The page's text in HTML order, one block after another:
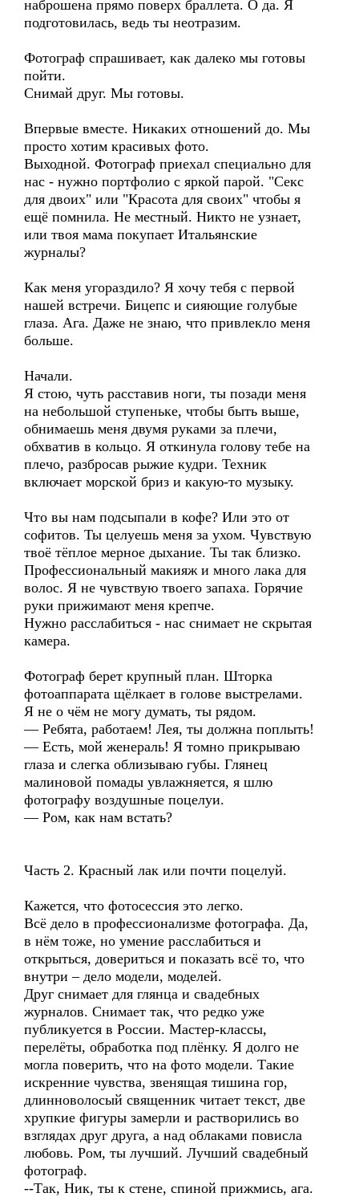
наброшена прямо поверх браллета. О да. Я
подготовилась, ведь ты неотразим.
Фотограф спрашивает, как далеко мы готовы
пойти.
Снимай друг. Мы готовы.
Впервые вместе. Никаких отношений до. Мы
просто хотим красивых фото.
Выходной. Фотограф приехал специально для
нас - нужно портфолио с яркой парой. "Секс
для двоих" или "Красота для своих" чтобы я
ещё помнила. Не местный. Никто не узнает,
или твоя мама покупает Итальянские
журналы?
Как меня угораздило? Я хочу тебя с первой
нашей встречи. Бицепс и сияющие голубые
глаза. Ага. Даже не знаю, что привлекло меня
больше.
Начали.
Я стою, чуть расставив ноги, ты позади меня
на небольшой ступеньке, чтобы быть выше,
обнимаешь меня двумя руками за плечи,
обхватив в кольцо. Я откинула голову тебе на
плечо, разбросав рыжие кудри. Техник
включает морской бриз и какую-то музыку.
Что вы нам подсыпали в кофе? Или это от
софитов. Ты целуешь меня за ухом. Чувствую
твоё тёплое мерное дыхание. Ты так близко.
Профессиональный макияж и много лака для
волос. Я не чувствую твоего запаха. Горячие
руки прижимают меня крепче.
Нужно расслабиться - нас снимает не скрытая
камера.
Фотограф берет крупный план. Шторка
фотоаппарата щёлкает в голове выстрелами.
Я не о чём не могу думать, ты рядом.
— Ребята, работаем! Лея, ты должна поплыть!
— Есть, мой женераль! Я томно прикрываю
глаза и слегка облизываю губы. Глянец
малиновой помады увлажняется, я шлю
фотографу воздушные поцелуи.
— Ром, как нам встать?
Часть 2. Красный лак или почти поцелуй.
Кажется, что фотосессия это легко.
Всё дело в профессионализме фотографа. Да,
в нём тоже, но умение расслабиться и
открыться, довериться и показать всё то, что
внутри – дело модели, моделей.
Друг снимает для глянца и свадебных
журналов. Снимает так, что редко уже
публикуется в России. Мастер-классы,
перелёты, обработка под плёнку. Я долго не
могла поверить, что на фото модели. Такие
искренние чувства, звенящая тишина гор,
длинноволосый священник читает текст, две
хрупкие фигуры замерли и растворились во
взглядах друг друга, а над облаками повисла
любовь. Ром, ты лучший. Лучший свадебный
фотограф.
--Так, Ник, ты к стене, спиной прижмись, ага.